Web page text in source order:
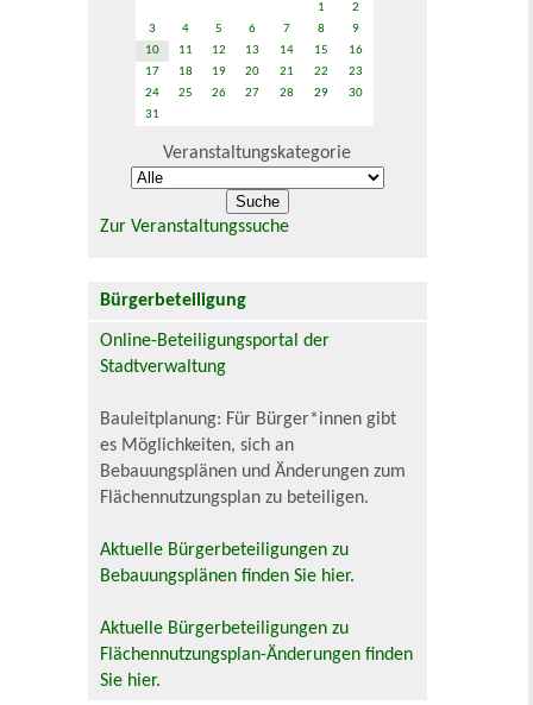
1
2
3
4 5 6 7 8
9
10
11 12 13 14 15
16
17
18 19 20 21 22
23
24
25 26 27 28 29
30
31
Veranstaltungskategorie
Zur Veranstaltungssuche
Bürgerbeteiligung
Online-Beteiligungsportal der
Stadtverwaltung
Bauleitplanung: Für Bürger*innen gibt
es Möglichkeiten, sich an
Bebauungsplänen und Änderungen zum
Flächennutzungsplan zu beteiligen.
Aktuelle Bürgerbeteiligungen zu
Bebauungsplänen finden Sie hier.
Aktuelle Bürgerbeteiligungen zu
Flächennutzungsplan-Änderungen finden
Sie hier.